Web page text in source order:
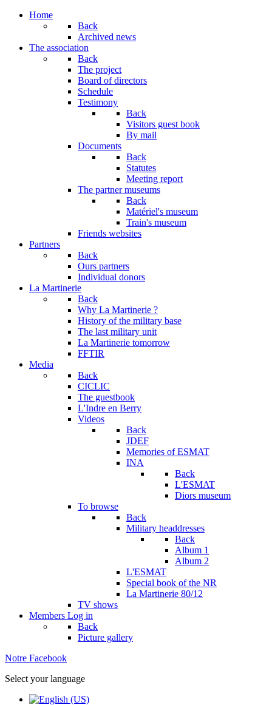
Home
Back
Archived news
The association
Back
The project
Board of directors
Schedule
Testimony
Back
Visitors guest book
By mail
Documents
Back
Statutes
Meeting report
The partner museums
Back
Matériel's museum
Train's museum
Friends websites
Partners
Back
Ours partners
Individual donors
La Martinerie
Back
Why La Martinerie ?
History of the military base
The last military unit
La Martinerie tomorrow
FFTIR
Media
Back
CICLIC
The guestbook
L'Indre en Berry
Videos
Back
JDEF
Memories of ESMAT
INA
Back
L'ESMAT
Diors museum
To browse
Back
Military headdresses
Back
Album 1
Album 2
L'ESMAT
Special book of the NR
La Martinerie 80/12
TV shows
Members Log in
Back
Picture gallery
Notre Facebook
Select your language